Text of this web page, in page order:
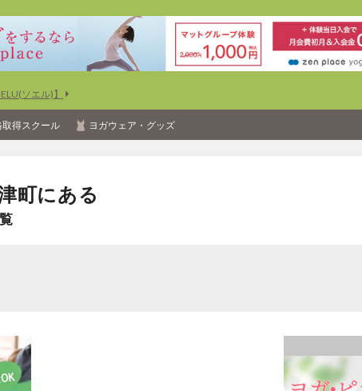
ソエル)】
取得スクール ヨガウェア・グッズ
町にある